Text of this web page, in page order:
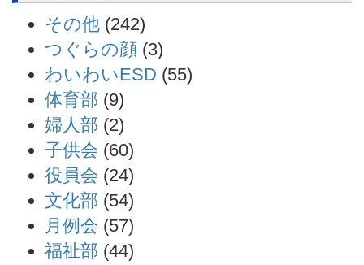
その他 (242)
つぐらの顔 (3)
わいわいESD (55)
体育部 (9)
婦人部 (2)
子供会 (60)
役員会 (24)
文化部 (54)
月例会 (57)
福祉部 (44)